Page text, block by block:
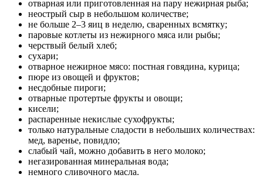
отварная или приготовленная на пару нежирная рыба;
неострый сыр в небольшом количестве;
не больше 2–3 яиц в неделю, сваренных всмятку;
паровые котлеты из нежирного мяса или рыбы;
черствый белый хлеб;
сухари;
отварное нежирное мясо: постная говядина, курица;
пюре из овощей и фруктов;
несдобные пироги;
отварные протертые фрукты и овощи;
кисели;
распаренные некислые сухофрукты;
только натуральные сладости в небольших количествах:
мед, варенье, повидло;
слабый чай, можно добавить в него молоко;
негазированная минеральная вода;
немного сливочного масла.